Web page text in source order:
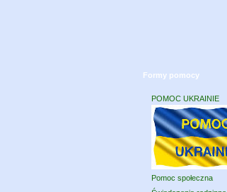
Formy pomocy
POMOC UKRAINIE
Pomoc społeczna